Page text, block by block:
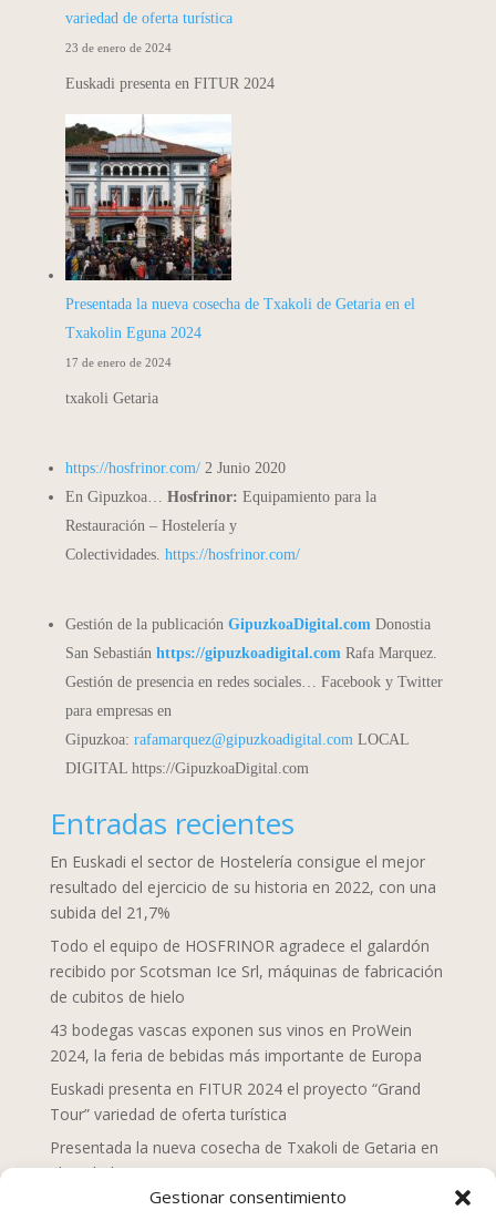
Gestionar consentimiento
variedad de oferta turística
23 de enero de 2024
Euskadi presenta en FITUR 2024
Presentada la nueva cosecha de Txakoli de Getaria en el
Txakolin Eguna 2024
17 de enero de 2024
txakoli Getaria
https://hosfrinor.com/2 Junio 2020
En Gipuzkoa… Hosfrinor: Equipamiento para la
Restauración – Hostelería y
Colectividades. https://hosfrinor.com/
Gestión de la publicación GipuzkoaDigital.com Donostia
San Sebastián https://gipuzkoadigital.comRafa Marquez.
Gestión de presencia en redes sociales… Facebook y Twitter
para empresas en
Gipuzkoa: rafamarquez@gipuzkoadigital.comLOCAL
DIGITAL https://GipuzkoaDigital.com
Entradas recientes
En Euskadi el sector de Hostelería consigue el mejor
resultado del ejercicio de su historia en 2022, con una
subida del 21,7%
Todo el equipo de HOSFRINOR agradece el galardón
recibido por Scotsman Ice Srl, máquinas de fabricación
de cubitos de hielo
43 bodegas vascas exponen sus vinos en ProWein
2024, la feria de bebidas más importante de Europa
Euskadi presenta en FITUR 2024 el proyecto “Grand
Tour” variedad de oferta turística
Presentada la nueva cosecha de Txakoli de Getaria en
el Txakolin Eguna 2024
Doce chefs de Mahaia despliegan una nueva mirada